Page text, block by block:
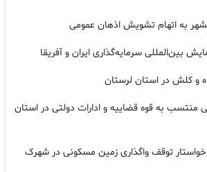
بین‌المللی سرمایه‌گذاری ایران و آفریقا
و کلش در استان لرستان
منتسب به قوه قضاییه و ادارات دولتی در استان
توقف واگذاری زمین مسکونی در شهرک